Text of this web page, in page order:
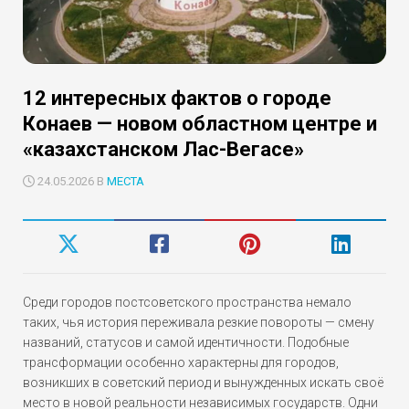
12 интересных фактов о городе
Конаев — новом областном центре и
«казахстанском Лас-Вегасе»
24.05.2026 В МЕСТА
Среди городов постсоветского пространства немало
таких, чья история переживала резкие повороты — смену
названий, статусов и самой идентичности. Подобные
трансформации особенно характерны для городов,
возникших в советский период и вынужденных искать своё
место в новой реальности независимых государств. Одни